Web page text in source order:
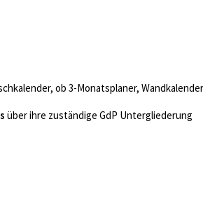
ob 3-Monatsplaner,
über ihre zuständige GdP Untergliederung